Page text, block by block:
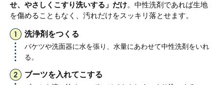
せ、やさしくこすり洗いする」だけ。中性洗剤であれば生地
を傷めることもなく、汚れだけをスッキリ落とせます。
洗浄剤をつくる
バケツや洗面器に水を張り、水量にあわせて中性洗剤をいれ
る。
ブーツを入れてこする